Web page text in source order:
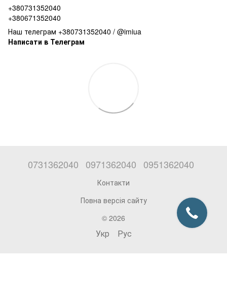
+380731352040
+380671352040
Наш телеграм +380731352040 / @imiua
Написати в Телеграм
0731362040 0971362040 0951362040
Контакти
Повна версія сайту
© 2026
Укр Рус